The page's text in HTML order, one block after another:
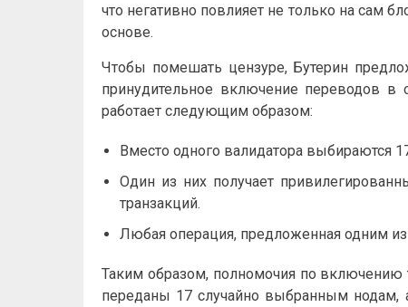
что негативно повлияет не только на сам
основе.
Чтобы помешать цензуре, Бутерин
принудительное включение переводов в
работает следующим образом:
Вместо одного валидатора выбираются
Один из них получает
транзакций.
Любая операция, предложенная одним
Таким образом, полномочия по включению
переданы 17 случайно выбранным нодам,